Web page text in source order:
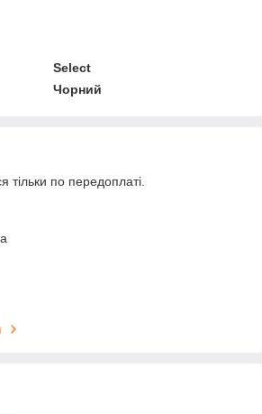
Select
Чорний
тільки по передоплаті.